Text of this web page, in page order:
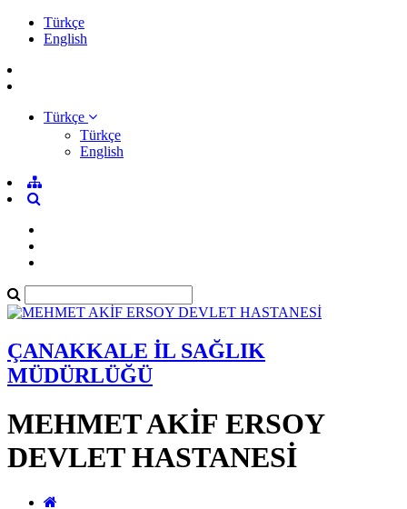
Türkçe
English
Türkçe
Türkçe
English
ÇANAKKALE İL SAĞLIK
MÜDÜRLÜĞÜ
MEHMET AKİF ERSOY
DEVLET HASTANESİ